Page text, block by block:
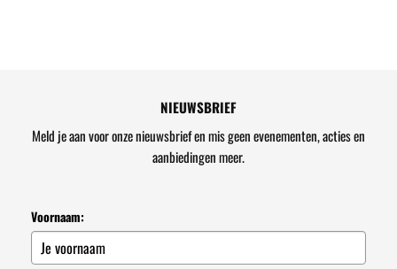
NIEUWSBRIEF
Meld je aan voor onze nieuwsbrief en mis geen evenementen, acties en
aanbiedingen meer.
Voornaam: